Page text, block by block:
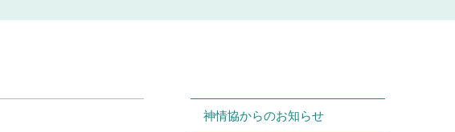
神情協からのお知らせ